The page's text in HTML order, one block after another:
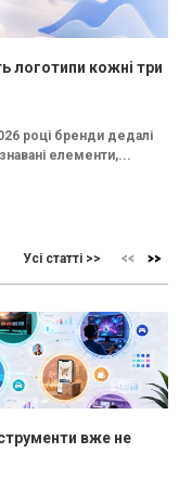
логотипи кожні три
році бренди дедалі
елементи,...
Усі статті >>
вже не